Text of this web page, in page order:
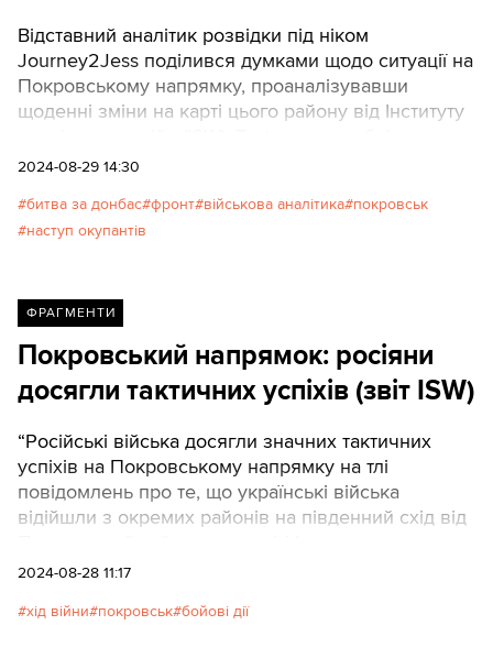
Відставний аналітик розвідки під ніком
Journey2Jess поділився думками щодо ситуації на
Покровському напрямку, проаналізувавши
щоденні зміни на карті цього району від Інституту
переклад аналітики.
2024-08-29 14:30
битва за донбас фронт військова аналітика покровськ
наступ окупантів
ФРАГМЕНТИ
Покровський напрямок: росіяни
досягли тактичних успіхів (звіт ISW)
“Російські війська досягли значних тактичних
успіхів на Покровському напрямку на тлі
повідомлень про те, що українські війська
відійшли з окремих районів на південний схід від
війни (ISW) за 27 серпня 2024 року. Нижче
перекладі.
2024-08-28 11:17
хід війни покровськ бойові дії